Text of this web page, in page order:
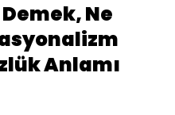
Ne
Anlamı